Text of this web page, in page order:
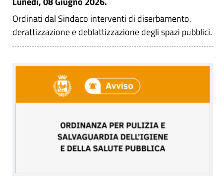
Ordinati dal Sindaco interventi di diserbamento,
derattizzazione e deblattizzazione degli spazi pubblici.